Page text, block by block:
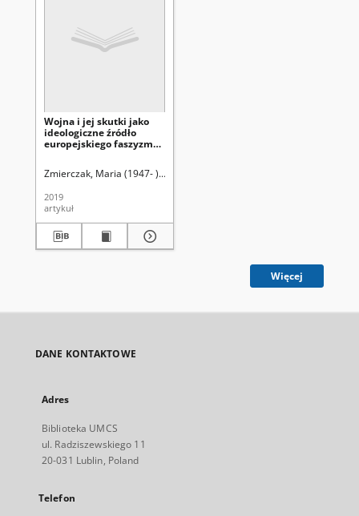
Wojna i jej skutki jako
ideologiczne źródło
europejskiego faszyzmu
European fascism
Zmierczak, Maria (1947- ).
2019
artykuł
Więcej
DANE KONTAKTOWE
Adres
Biblioteka UMCS
ul. Radziszewskiego 11
20-031 Lublin, Poland
Telefon